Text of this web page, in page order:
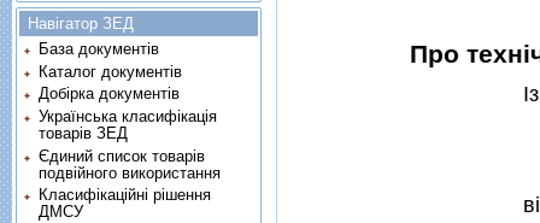
Про
Навігатор ЗЕД
База документів
Каталог документів
Добірка документів
Українська класифікація
товарів ЗЕД
Єдиний список товарів
подвійного використання
Класифікаційні рішення
ДМСУ